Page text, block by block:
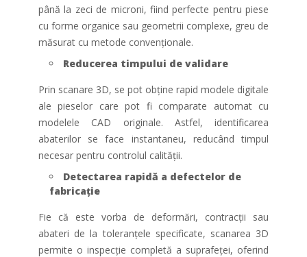
până la zeci de microni, fiind perfecte pentru piese
cu forme organice sau geometrii complexe, greu de
măsurat cu metode convenționale.
Reducerea timpului de validare
Prin scanare 3D, se pot obține rapid modele digitale
ale pieselor care pot fi comparate automat cu
modelele CAD originale. Astfel, identificarea
abaterilor se face instantaneu, reducând timpul
necesar pentru controlul calității.
Detectarea rapidă a defectelor de
fabricație
Fie că este vorba de deformări, contracții sau
abateri de la toleranțele specificate, scanarea 3D
permite o inspecție completă a suprafeței, oferind